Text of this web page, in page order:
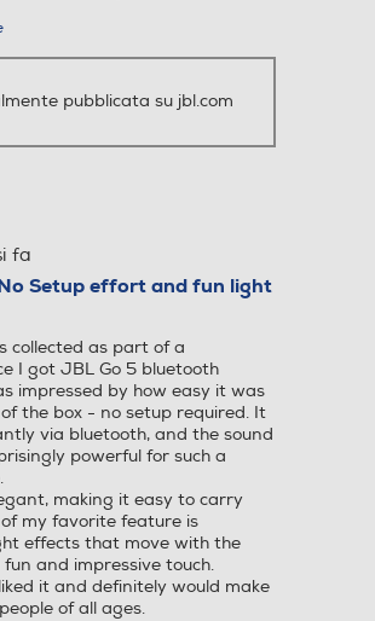
pubblicata su jbl.com
fa
Setup effort and fun light
collected as part of a
I got JBL Go 5 bluetooth
impressed by how easy it was
the box - no setup required. It
via bluetooth, and the sound
powerful for such a
making it easy to carry
my favorite feature is
effects that move with the
and impressive touch.
it and definitely would make
of all ages.